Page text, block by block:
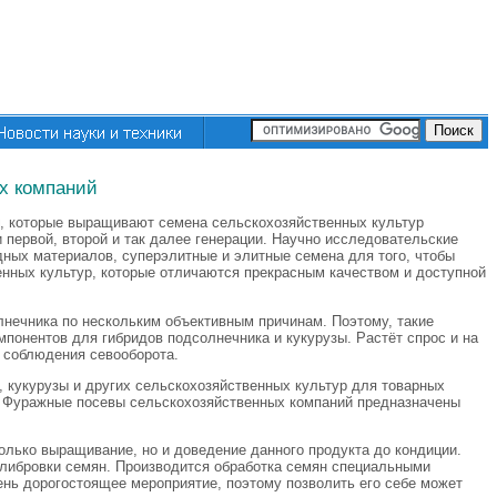
компаний
выращивают семена сельскохозяйственных культур
второй и так далее генерации. Научно исследовательские
материалов, суперэлитные и элитные семена для того, чтобы
культур, которые отличаются прекрасным качеством и доступной
по нескольким объективным причинам. Поэтому, такие
для гибридов подсолнечника и кукурузы. Растёт спрос и на
севооборота.
и других сельскохозяйственных культур для товарных
посевы сельскохозяйственных компаний предназначены
выращивание, но и доведение данного продукта до кондиции.
семян. Производится обработка семян специальными
дорогостоящее мероприятие, поэтому позволить его себе может